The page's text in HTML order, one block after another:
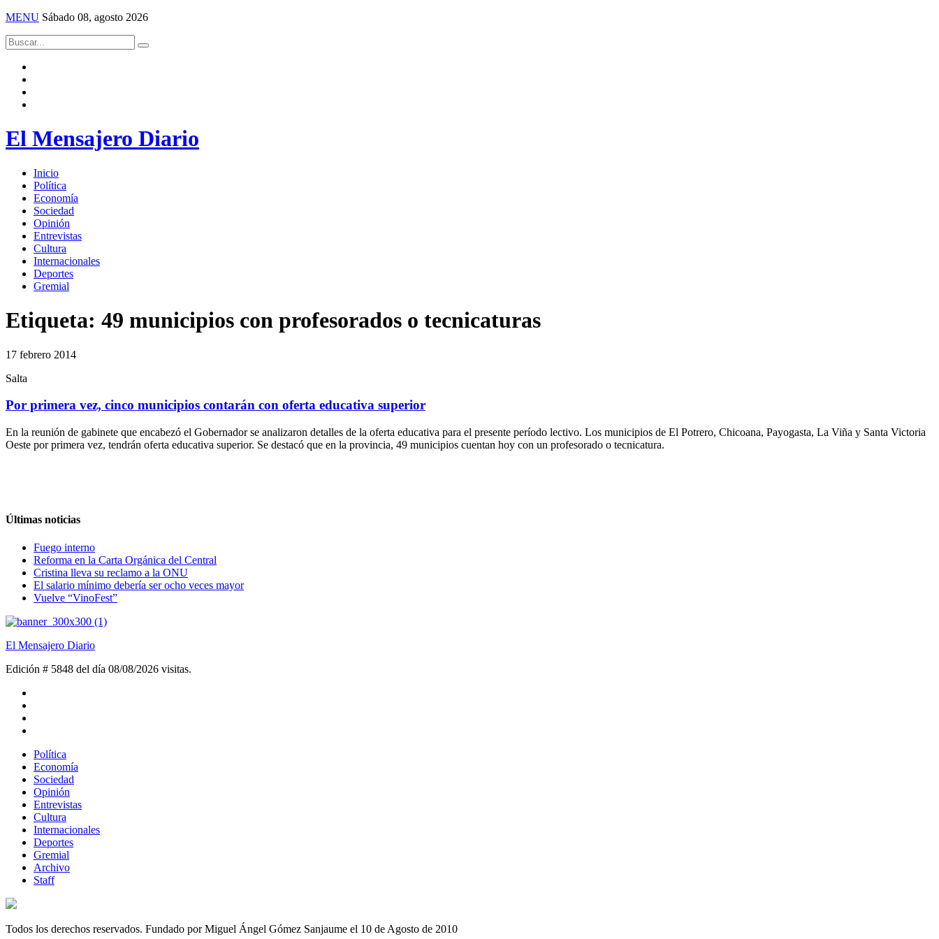
MENU Sábado 08, agosto 2026
El Mensajero Diario
Inicio
Política
Economía
Sociedad
Opinión
Entrevistas
Cultura
Internacionales
Deportes
Gremial
Etiqueta: 49 municipios con profesorados o tecnicaturas
17 febrero 2014
Salta
Por primera vez, cinco municipios contarán con oferta educativa superior
En la reunión de gabinete que encabezó el Gobernador se analizaron detalles de la oferta educativa para el presente período lectivo. Los municipios de El Potrero, Chicoana, Payogasta, La Viña y Santa Victoria
Oeste por primera vez, tendrán oferta educativa superior. Se destacó que en la provincia, 49 municipios cuentan hoy con un profesorado o tecnicatura.
Últimas noticias
Fuego interno
Reforma en la Carta Orgánica del Central
Cristina lleva su reclamo a la ONU
El salario mínimo debería ser ocho veces mayor
Vuelve “VinoFest”
El Mensajero Diario
Edición # 5848 del día 08/08/2026 visitas.
Política
Economía
Sociedad
Opinión
Entrevistas
Cultura
Internacionales
Deportes
Gremial
Archivo
Staff
Todos los derechos reservados. Fundado por Miguel Ángel Gómez Sanjaume el 10 de Agosto de 2010